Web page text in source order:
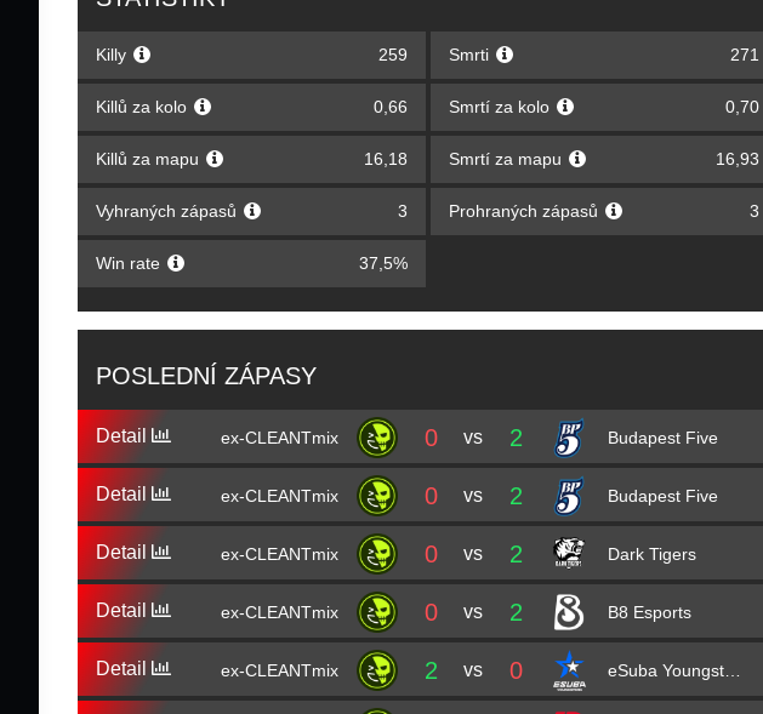
Killy 259 Smrti 271
Killů za kolo 0,66 Smrtí za kolo 0,70
Killů za mapu 16,18 Smrtí za mapu 16,93
Vyhraných zápasů 3 Prohraných zápasů 3
Win rate 37,5%
POSLEDNÍ ZÁPASY
Detail ex-CLEANTmix 0 vs 2 Budapest Five
Detail ex-CLEANTmix 0 vs 2 Budapest Five
Detail ex-CLEANTmix 0 vs 2 Dark Tigers
Detail ex-CLEANTmix 0 vs 2 B8 Esports
Detail ex-CLEANTmix 2 vs 0